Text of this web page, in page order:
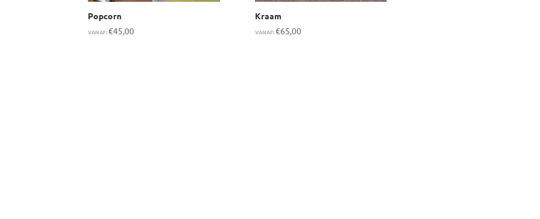
Popcorn
VANAF:€45,00
Kraam
VANAF:€65,00